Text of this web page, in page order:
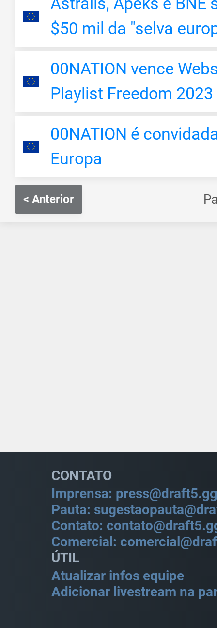
$50 mil da "selva
00NATION vence
Playlist Freedom 2023
00NATION é
Europa
< Anterior
CONTATO
Imprensa: press@draft5.gg
Pauta:
Contato:
Comercial:
ÚTIL
Atualizar infos equipe
Adicionar livestream na